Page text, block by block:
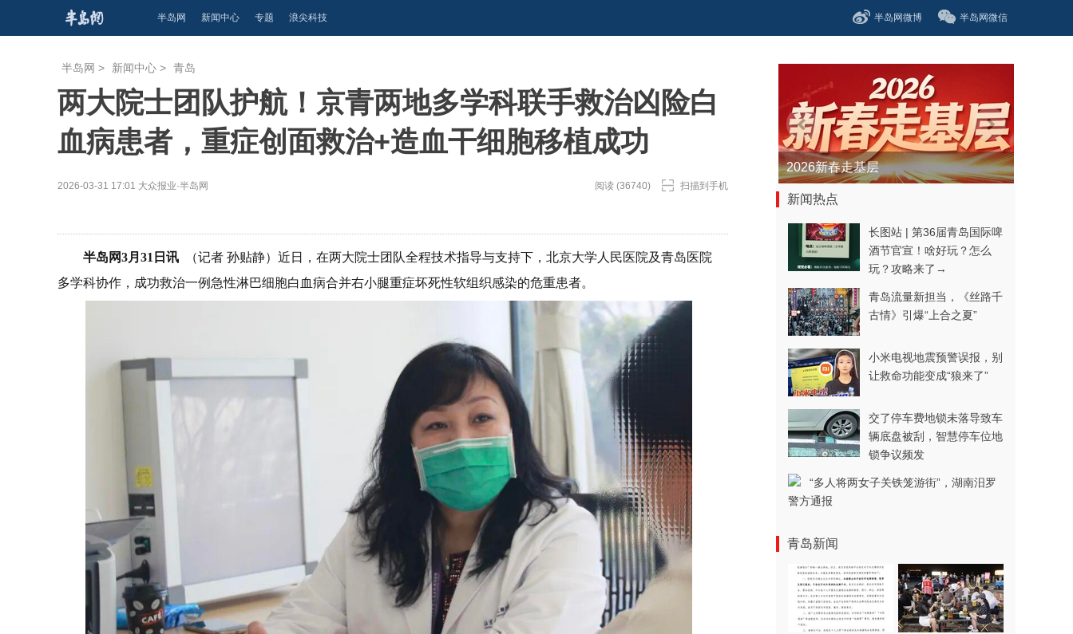
半岛网 新闻中心 专题 浪尖科技 半岛网微博 半岛网微信
半岛网 > 新闻中心 > 青岛
两大院士团队护航！京青两地多学科联手救治凶险白
血病患者，重症创面救治+造血干细胞移植成功
2026-03-31 17:01 大众报业·半岛网 阅读 (36740) 扫描到手机
半岛网3月31日讯 （记者 孙贴静）近日，在两大院士团队全程技术指导与支持下，北京大学人民医院及青岛医院
多学科协作，成功救治一例急性淋巴细胞白血病合并右小腿重症坏死性软组织感染的危重患者。
青春逐梦正当时——聚焦2026年中...
新闻热点
长图站 | 第36届青岛国际啤
酒节官宣！啥好玩？怎么
玩？攻略来了→
青岛流量新担当，《丝路千
古情》引爆“上合之夏”
小米电视地震预警误报，别
让救命功能变成“狼来了”
交了停车费地锁未落导致车
辆底盘被刮，智慧停车位地
锁争议频发
“多人将两女子关铁笼游街”，湖南汨罗
警方通报
青岛新闻